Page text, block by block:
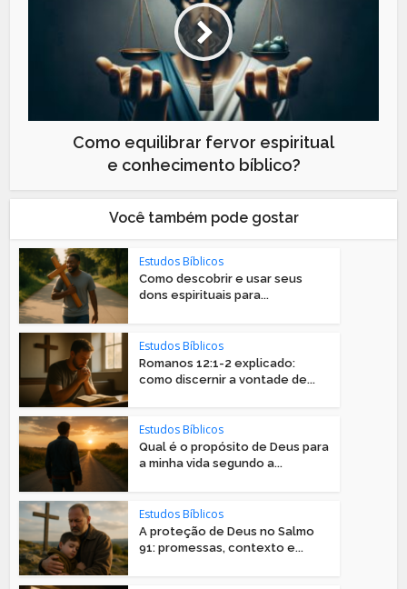
Como equilibrar fervor espiritual
e conhecimento bíblico?
Você também pode gostar
Estudos Bíblicos
Como descobrir e usar seus
dons espirituais para...
Estudos Bíblicos
Romanos 12:1-2 explicado:
como discernir a vontade de...
Estudos Bíblicos
Qual é o propósito de Deus para
a minha vida segundo a...
Estudos Bíblicos
A proteção de Deus no Salmo
91: promessas, contexto e...